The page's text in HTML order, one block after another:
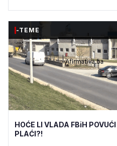
-TEME
HOĆE LI VLADA FBiH
PLAĆI?!